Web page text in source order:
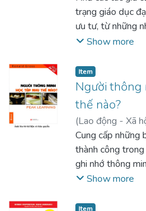
Sơn (dịch) ;
trạng giáo dục
ưu tư, từ những
nhà giáo dục,
đang gặp một
Với thói quen và
phân tích, và tìm
vì che giấu hay
cứu và quản lý
ngừng đề xuất
tình hình, đồng
của Mỹ về mặt
nghiên cứu này
Show more
Item
Người thông
thế nào?
(Lao động - Xã
2016)Gross,
Linh (dịch); Hải
(hiệu đính)
Cung cấp những
thành công
ghi nhớ thông
tập sảng khoái
tin vào khả năng
Show more
Item